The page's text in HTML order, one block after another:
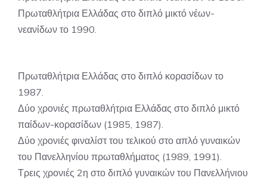
Πρωταθλήτρια Ελλάδας στο διπλό μικτό νέων-
νεανίδων το 1990.
Πρωταθλήτρια Ελλάδας στο διπλό κορασίδων το
1987.
Δύο χρονιές πρωταθλήτρια Ελλάδας στο διπλό μικτό
παίδων-κορασίδων (1985, 1987).
Δύο χρονιές φιναλίστ του τελικού στο απλό γυναικών
του Πανελληνίου πρωταθλήματος (1989, 1991).
Τρεις χρονιές 2η στο διπλό γυναικών του Πανελλήνιου